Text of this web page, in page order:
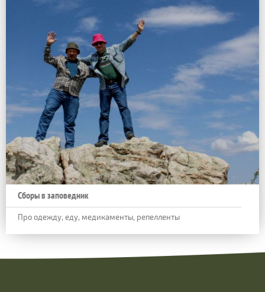
Сборы в заповедник
Про одежду, еду, медикаменты, репелленты